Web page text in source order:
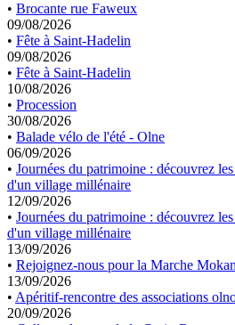
• Brocante rue Faweux
09/08/2026
• Fête à Saint-Hadelin
09/08/2026
• Fête à Saint-Hadelin
10/08/2026
• Procession
30/08/2026
• Balade vélo de l'été - Olne
06/09/2026
• Journées du patrimoine : découvrez
d'un village millénaire
12/09/2026
• Journées du patrimoine : découvrez
d'un village millénaire
13/09/2026
• Rejoignez-nous pour la Marche
13/09/2026
• Apéritif-rencontre des associations
20/09/2026